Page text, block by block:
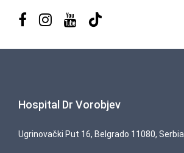
Hospital Dr Vorobjev
Ugrinovački Put 16, Belgrado 11080, Serbia